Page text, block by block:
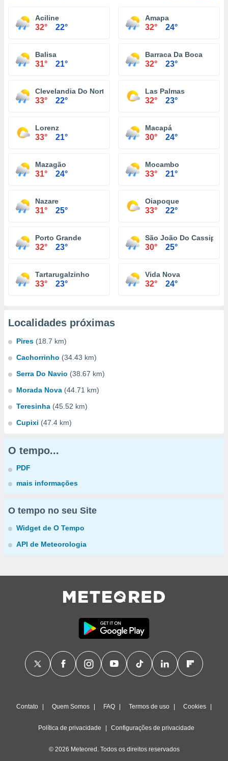
Aciline
32° 22°
Amapa
32° 24°
Balisa
31° 21°
Barraca Da Boca
32° 23°
Clevelandia Do Norte
33° 22°
Las Palmas
32° 23°
Lorenz
33° 21°
Macapá
30° 24°
Mazagão
31° 24°
Mocambo
33° 21°
Nazare
31° 25°
Oiapoque
33° 22°
Porto Grande
32° 23°
São João Do Cassipore
30° 25°
Tartarugalzinho
33° 23°
Vida Nova
32° 24°
Localidades próximas
Pires (18.7 km)
Cachorrinho (34.43 km)
Serra Do Navio (38.67 km)
Morada Nova (44.71 km)
Teresinha (45.52 km)
Cupixi (47.4 km)
O tempo...
PDF
mais informações
O tempo no seu Site
Widget de O Tempo
API de Meteorologia
Contato Quem Somos FAQ Termos de uso Cookies
Política de privacidade Configurações de privacidade
© 2026 Meteored. Todos os direitos reservados